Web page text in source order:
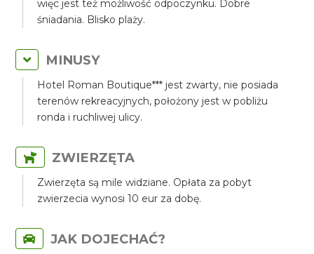
więc jest też możliwość odpoczynku. Dobre
śniadania. Blisko plaży.
MINUSY
Hotel Roman Boutique*** jest zwarty, nie posiada
terenów rekreacyjnych, położony jest w pobliżu
ronda i ruchliwej ulicy.
ZWIERZĘTA
Zwierzęta są mile widziane. Opłata za pobyt
zwierzecia wynosi 10 eur za dobę.
JAK DOJECHAĆ?